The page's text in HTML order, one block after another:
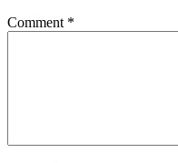
Comment *